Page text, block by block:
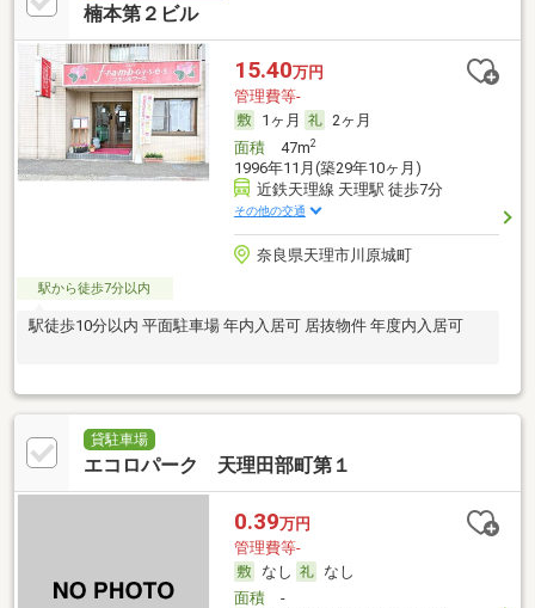
楠本第２ビル
15.40万円
管理費等-
1ヶ月
2ヶ月
面積47m2
1996年11月(築29年10ヶ月)
近鉄天理線 天理駅 徒歩7分
その他の交通
奈良県天理市川原城町
駅から徒歩7分以内
駅徒歩10分以内 平面駐車場 年内入居可 居抜物件 年度内入居可
貸駐車場
エコロパーク 天理田部町第１
0.39万円
管理費等-
なし
なし
面積-